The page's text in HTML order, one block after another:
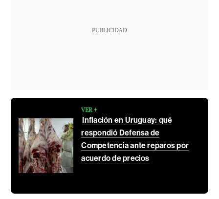
PUBLICIDAD
VER +
Inflación en Uruguay: qué
respondió Defensa de
Competencia ante reparos por
acuerdo de precios